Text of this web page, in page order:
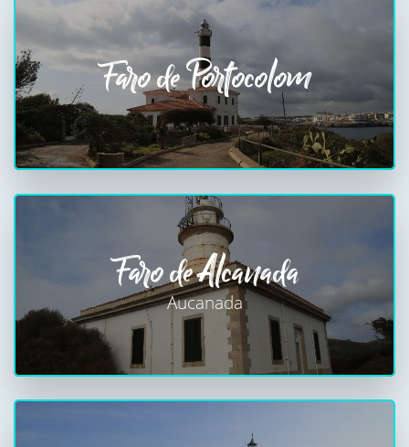
Faro de Portocolom
Faro de Alcanada
Aucanada